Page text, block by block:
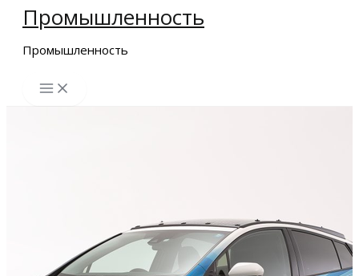
Перейти
содержимому
Промышленность
Промышленность